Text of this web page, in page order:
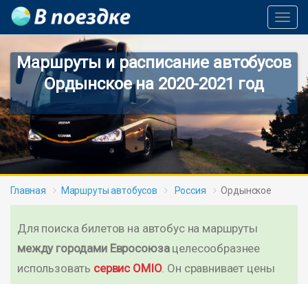
Маршруты и расписание автобусов
Ордынское на 2020-2021 год
Главная Маршруты автобусов Россия Ордынское
Для поиска билетов на автобус на маршруты
между городами Евросоюзацелесообразнее
использовать сервис OMIO. Он сравнивает цены